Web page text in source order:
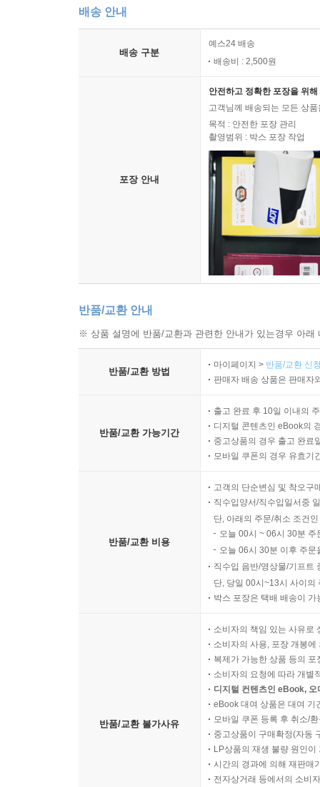
배송 안내
배송 구분
예스24 배송
배송비 : 2,500원
포장 안내
안전하고 정확한 포장을 위
고객님께 배송되는 모든 상
목적 : 안전한 포장 관리
촬영범위 : 박스 포장 작업
반품/교환 안내
※ 상품 설명에 반품/교환과 관련한 안내가 있는경우 아
반품/교환 방법
마이페이지 > 반품/교환 신
판매자 배송 상품은 판매자
반품/교환 가능기간
출고 완료 후 10일 이내의
디지털 콘텐츠인 eBook의
중고상품의 경우 출고 완료
모바일 쿠폰의 경우 유효기
반품/교환 비용
고객의 단순변심 및 착오구
직수입양서/직수입일서중
단, 아래의 주문/취소 조건
오늘 00시 ~ 06시 30분
오늘 06시 30분 이후 주
직수입 음반/영상물/기프트
단, 당일 00시~13시 사이의
박스 포장은 택배 배송이
반품/교환 불가사유
소비자의 책임 있는 사유로
소비자의 사용, 포장 개봉
복제가 가능한 상품 등의
소비자의 요청에 따라 개별
디지털 컨텐츠인 eBook,
eBook 대여 상품은 대여 기
모바일 쿠폰 등록 후 취소/
중고상품이 구매확정(자동
LP상품의 재생 불량 원인
시간의 경과에 의해 재판매
전자상거래 등에서의 소비